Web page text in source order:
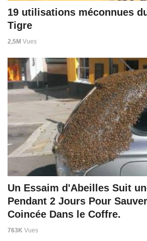
19 utilisations méconnues
Tigre
2,5M Vues
Un Essaim d'Abeilles Suit
Pendant 2 Jours Pour
Coincée Dans le Coffre.
763K Vues